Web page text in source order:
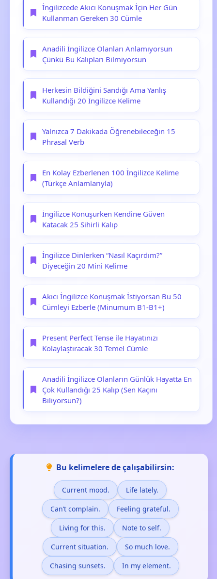
İngilizcede Akıcı Konuşmak İçin Her Gün
Kullanman Gereken 30 Cümle
Anadili İngilizce Olanları Anlamıyorsun
Çünkü Bu Kalıpları Bilmiyorsun
Herkesin Bildiğini Sandığı Ama Yanlış
Kullandığı 20 İngilizce Kelime
Yalnızca 7 Dakikada Öğrenebileceğin 15
Phrasal Verb
En Kolay Ezberlenen 100 İngilizce Kelime
(Türkçe Anlamlarıyla)
İngilizce Konuşurken Kendine Güven
Katacak 25 Sihirli Kalıp
İngilizce Dinlerken “Nasıl Kaçırdım?”
Diyeceğin 20 Mini Kelime
Akıcı İngilizce Konuşmak İstiyorsan Bu 50
Cümleyi Ezberle (Minumum B1-B1+)
Present Perfect Tense ile Hayatınızı
Kolaylaştıracak 30 Temel Cümle
Anadili İngilizce Olanların Günlük Hayatta En
Çok Kullandığı 25 Kalıp (Sen Kaçını
Biliyorsun?)
Bu kelimelere de çalışabilirsin:
Current mood. Life lately.
Can’t complain. Feeling grateful.
Living for this. Note to self.
Current situation. So much love.
Chasing sunsets. In my element.